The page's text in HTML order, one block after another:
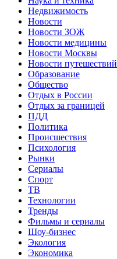
Недвижимость
Новости
Новости ЗОЖ
Новости медицины
Новости Москвы
Новости путешествий
Образование
Общество
Отдых в России
Отдых за границей
ПДД
Политика
Происшествия
Психология
Рынки
Сериалы
Спорт
ТВ
Технологии
Тренды
Фильмы и сериалы
Шоу-бизнес
Экология
Экономика